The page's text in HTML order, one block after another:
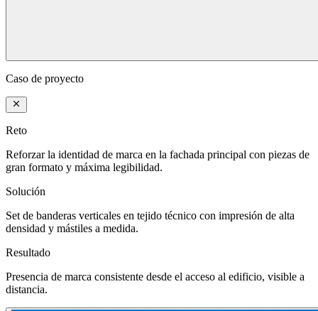
Caso de proyecto
Reto
Reforzar la identidad de marca en la fachada principal con piezas de
gran formato y máxima legibilidad.
Solución
Set de banderas verticales en tejido técnico con impresión de alta
densidad y mástiles a medida.
Resultado
Presencia de marca consistente desde el acceso al edificio, visible a
distancia.